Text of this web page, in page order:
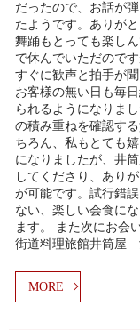
だったので、お話が
たようです。ありが
舞踊もとっても楽し
で休んでいただので
すぐに歓声と拍手が
お客様の無い日も毎
られるようになりま
の積み重ねを確認す
ちろん、私もとても
になりましたが、井
してくださり、あり
が可能です。試行錯
ない、楽しい会食に
ます。 また次にお会
街道料理旅館井筒屋
MORE